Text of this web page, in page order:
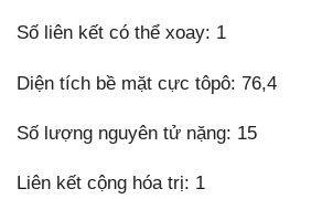
Số liên kết có thể xoay: 1
Diện tích bề mặt cực tôpô: 76,4
Số lượng nguyên tử nặng: 15
Liên kết cộng hóa trị: 1